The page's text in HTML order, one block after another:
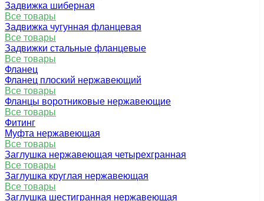
Задвижка шиберная
Все товары
Задвижка чугунная фланцевая
Все товары
Задвижки стальные фланцевые
Все товары
Фланец
Фланец плоский нержавеющий
Все товары
Фланцы воротниковые нержавеющие
Все товары
Фитинг
Муфта нержавеющая
Все товары
Заглушка нержавеющая четырехгранная
Все товары
Заглушка круглая нержавеющая
Все товары
Заглушка шестигранная нержавеющая